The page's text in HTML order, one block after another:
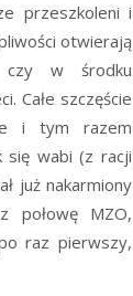
przeszkoleni i
otwierają
czy w środku
Całe szczęście
i tym razem
się wabi (z racji
już nakarmiony
połowę MZO,
raz pierwszy,